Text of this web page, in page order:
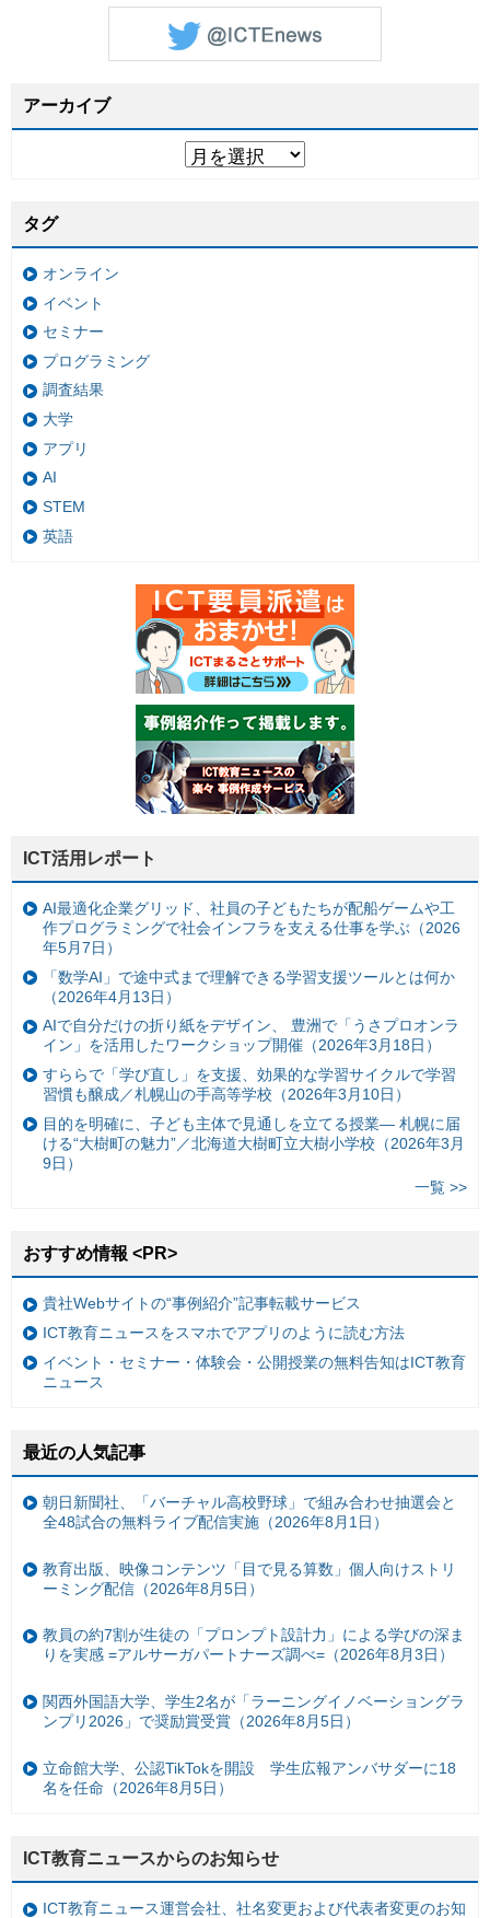
アーカイブ
タグ
オンライン
イベント
セミナー
プログラミング
調査結果
大学
アプリ
AI
STEM
英語
ICT活用レポート
AI最適化企業グリッド、社員の子どもたちが配船ゲームや工
作プログラミングで社会インフラを支える仕事を学ぶ（2026
年5月7日）
「数学AI」で途中式まで理解できる学習支援ツールとは何か
（2026年4月13日）
AIで自分だけの折り紙をデザイン、 豊洲で「うさプロオンラ
イン」を活用したワークショップ開催（2026年3月18日）
すららで「学び直し」を支援、効果的な学習サイクルで学習
習慣も醸成／札幌山の手高等学校（2026年3月10日）
目的を明確に、子ども主体で見通しを立てる授業— 札幌に届
ける“大樹町の魅力”／北海道大樹町立大樹小学校（2026年3月
9日）
一覧 >>
おすすめ情報 <PR>
貴社Webサイトの“事例紹介”記事転載サービス
ICT教育ニュースをスマホでアプリのように読む方法
イベント・セミナー・体験会・公開授業の無料告知はICT教育
ニュース
最近の人気記事
朝日新聞社、「バーチャル高校野球」で組み合わせ抽選会と
全48試合の無料ライブ配信実施（2026年8月1日）
教育出版、映像コンテンツ「目で見る算数」個人向けストリ
ーミング配信（2026年8月5日）
教員の約7割が生徒の「プロンプト設計力」による学びの深ま
りを実感 =アルサーガパートナーズ調べ=（2026年8月3日）
関西外国語大学、学生2名が「ラーニングイノベーショングラ
ンプリ2026」で奨励賞受賞（2026年8月5日）
立命館大学、公認TikTokを開設 学生広報アンバサダーに18
名を任命（2026年8月5日）
ICT教育ニュースからのお知らせ
ICT教育ニュース運営会社、社名変更および代表者変更のお知